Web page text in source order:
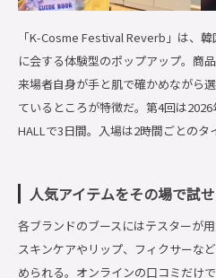
「K-Cosme Festival Reverb」は、
に会する体験型のポップアップ。商
来場者自身が手と肌で確かめながら
ているところが特徴だ。第4回は2026
HALLで3日間。入場は2時間ごとのタ
人気アイテムをその場で試
各ブランドのブースにはテスターが
スキンケアやリップ、フィクサーな
められる。オンラインの口コミだけ